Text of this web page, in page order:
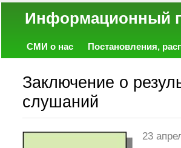
СМИ о нас Постановления,
Заключение о
слушаний
23